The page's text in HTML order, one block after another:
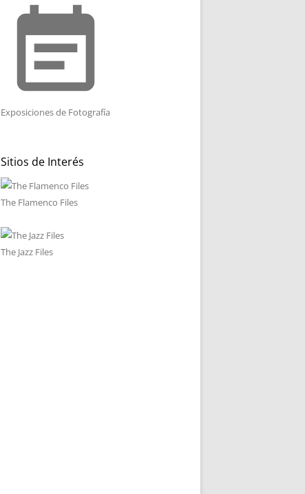
event_note
Exposiciones de Fotografía
Sitios de Interés
The Flamenco Files
The Jazz Files